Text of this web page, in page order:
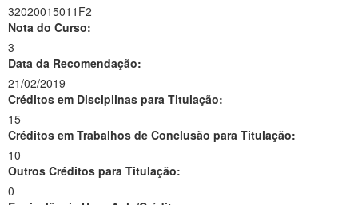
32020015011F2
Nota do Curso:
3
Data da Recomendação:
21/02/2019
Créditos em Disciplinas para Titulação:
15
Créditos em Trabalhos de Conclusão para Titulação:
10
Outros Créditos para Titulação:
0